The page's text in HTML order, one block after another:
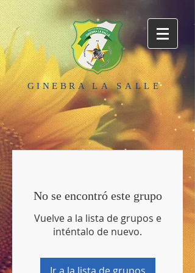
LA SALLE
GINEBRA
No se encontró este grupo
Vuelve a la lista de grupos e
inténtalo de nuevo.
Ir a la lista de grupos